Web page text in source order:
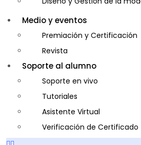
Entrenador Personal y
Gastronomía
Gestor de Crédito y
Guía de Turismo
Inglés Americano
Marketing y Publicidad
Medio Ambiente y Seguridad
Plataforma Bancaria y
Secretaria Corporativo
Medio y eventos
Premiación y Certificación
Revista
Soporte al alumno
Soporte en vivo
Tutoriales
Asistente Virtual
Verificación de Certificado